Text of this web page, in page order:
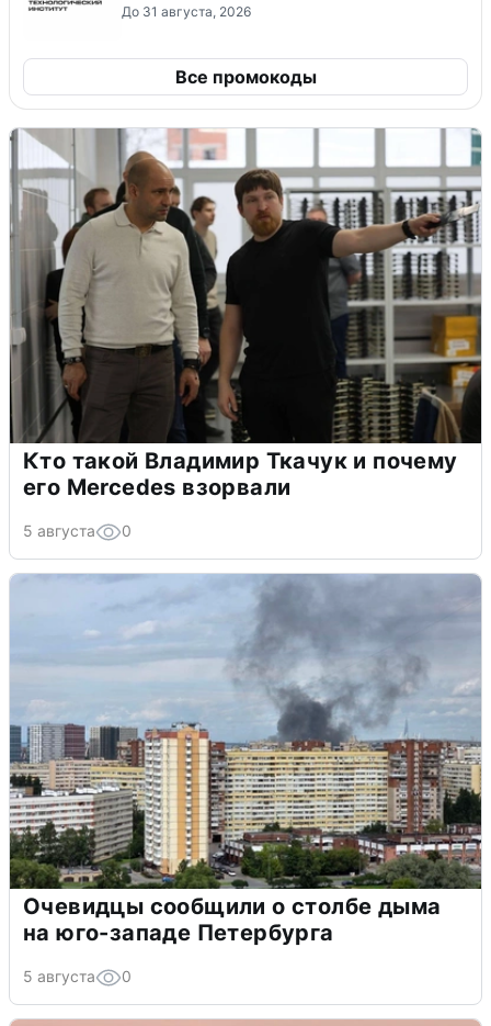
До 31 августа, 2026
Все промокоды
Кто такой Владимир Ткачук и почему
его Mercedes взорвали
5 августа 0
Очевидцы сообщили о столбе дыма
на юго-западе Петербурга
5 августа 0